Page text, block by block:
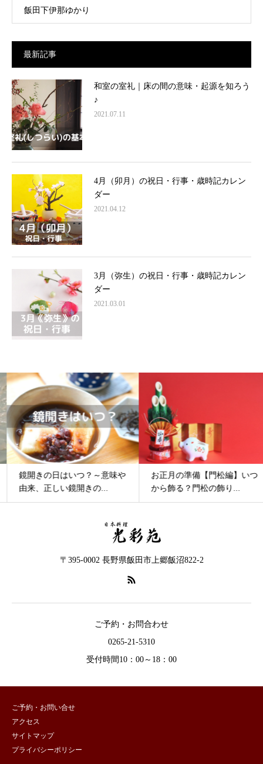
飯田下伊那ゆかり
最新記事
和室の室礼｜床の間の意味・起源を知ろう
♪
2021.07.11
4月（卯月）の祝日・行事・歳時記カレン
ダー
2021.04.12
3月（弥生）の祝日・行事・歳時記カレン
ダー
2021.03.01
鏡開きの日はいつ？～意味や
由来、正しい鏡開きの...
お正月の準備【門松編】いつ
から飾る？門松の飾り...
〒395-0002 長野県飯田市上郷飯沼822-2
ご予約・お問合わせ
0265-21-5310
受付時間10：00～18：00
ご予約・お問い合せ
アクセス
サイトマップ
プライバシーポリシー